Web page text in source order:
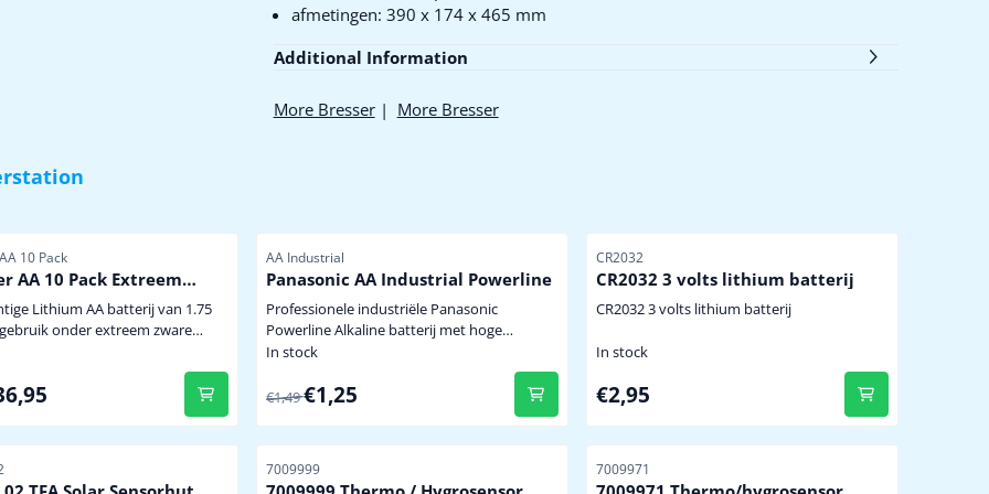
afmetingen: 390 x 174 x 465 mm
Additional Information
More Bresser| More Bresser
10 Pack
AA 10 Pack Extreem
Winterbestendige
Batterij
Lithium AA batterij van 1.75
of langdurige belasting. Bij
van -40 graden levert de
70% spanning en stroom. Uitval
van de sensor sterke...
for 36,95
Item number
AA Industrial
Panasonic AA Industrial Powerline
Professionele industriële Panasonic
Powerline Alkaline batterij met hoge
capaciteit dus minder vaak batterijen
model AA prijs per stuk
In stock
From 1,49 for 1,25
€1,49€1,25
Item number
CR2032
CR2032 3 volts lithium batterij
CR2032 3 volts lithium batterij
In stock
Price: 2,95
€2,95
Item number
7009999 Item number
7009971